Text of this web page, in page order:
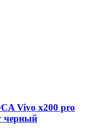
Vivo x200 pro
черный